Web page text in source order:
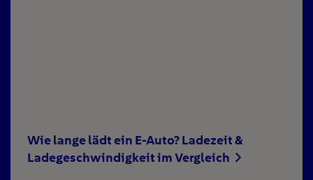
Wie lange lädt ein E-Auto? Ladezeit &
Ladegeschwindigkeit im Vergleich